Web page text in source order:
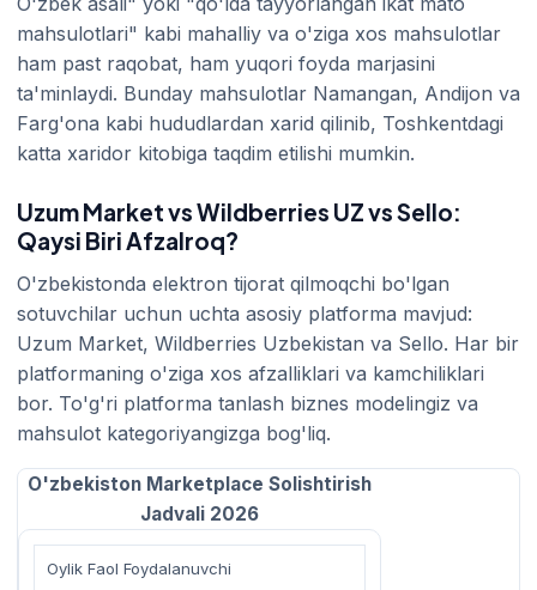
mahsulotlari" kabi mahalliy va o'ziga xos mahsulotlar
ham past raqobat, ham yuqori foyda marjasini
ta'minlaydi. Bunday mahsulotlar Namangan, Andijon va
Farg'ona kabi hududlardan xarid qilinib, Toshkentdagi
katta xaridor kitobiga taqdim etilishi mumkin.
Uzum Market vs Wildberries UZ vs Sello:
Qaysi Biri Afzalroq?
O'zbekistonda elektron tijorat qilmoqchi bo'lgan
sotuvchilar uchun uchta asosiy platforma mavjud:
Uzum Market, Wildberries Uzbekistan va Sello. Har bir
platformaning o'ziga xos afzalliklari va kamchiliklari
bor. To'g'ri platforma tanlash biznes modelingiz va
mahsulot kategoriyangizga bog'liq.
O'zbekiston Marketplace Solishtirish
Jadvali 2026
Oylik Faol Foydalanuvchi